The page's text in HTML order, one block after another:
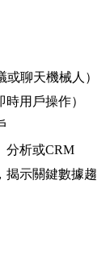
聊天機械人）
用戶操作）
分析或CRM
揭示關鍵數據趨